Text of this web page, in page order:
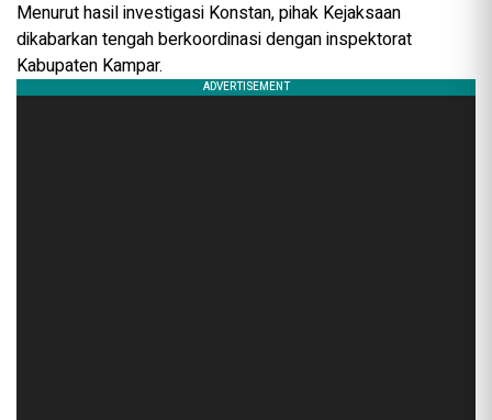
Menurut hasil investigasi Konstan, pihak Kejaksaan
dikabarkan tengah berkoordinasi dengan inspektorat
Kabupaten Kampar.